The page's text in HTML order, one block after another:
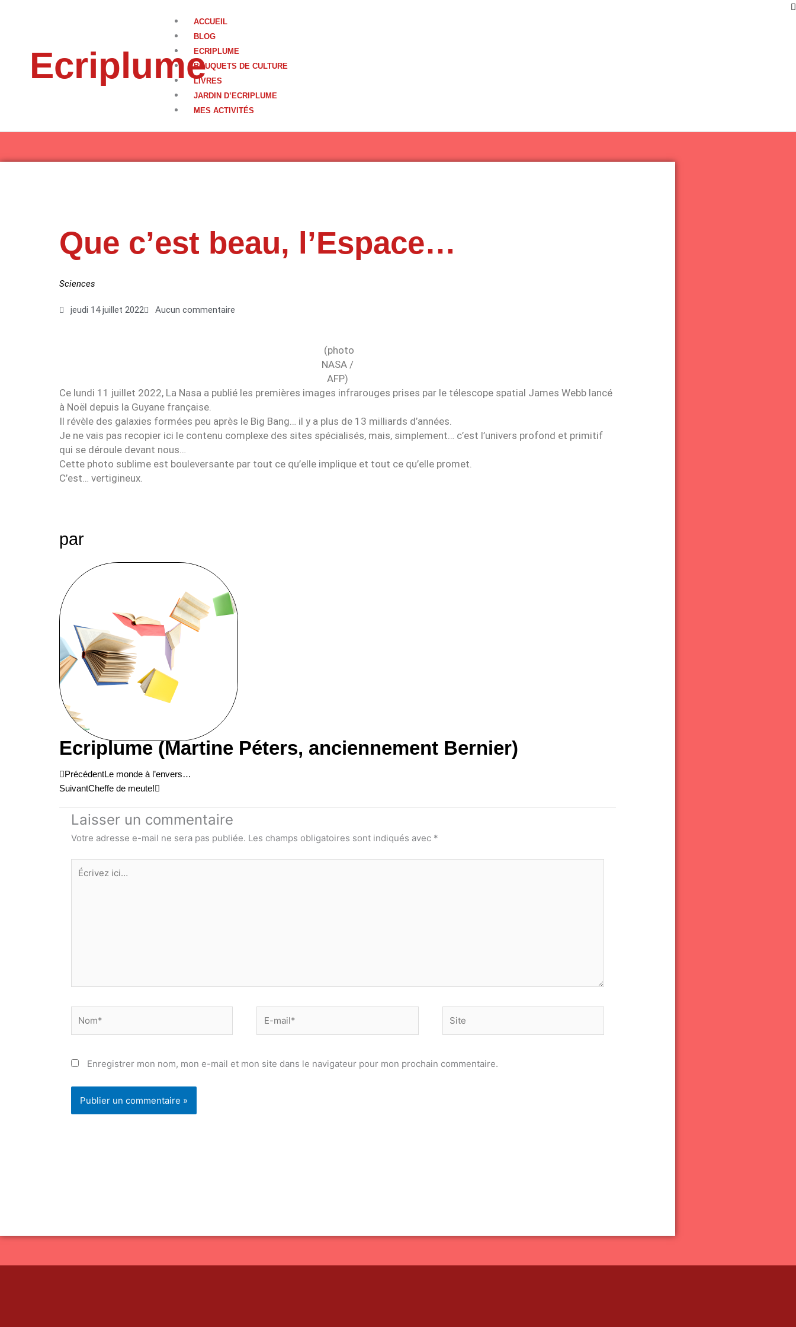
Ecriplume
ACCUEIL
BLOG
ECRIPLUME
BOUQUETS DE CULTURE
LIVRES
JARDIN D’ECRIPLUME
MES ACTIVITÉS
Que c’est beau, l’Espace…
Sciences
jeudi 14 juillet 2022 Aucun commentaire
(photo
NASA /
AFP)
Ce lundi 11 juillet 2022, La Nasa a publié les premières images infrarouges prises par le télescope spatial James Webb lancé
à Noël depuis la Guyane française.
Il révèle des galaxies formées peu après le Big Bang… il y a plus de 13 milliards d’années.
Je ne vais pas recopier ici le contenu complexe des sites spécialisés, mais, simplement… c’est l’univers profond et primitif
qui se déroule devant nous…
Cette photo sublime est bouleversante par tout ce qu’elle implique et tout ce qu’elle promet.
C’est… vertigineux.
par
Ecriplume (Martine Péters, anciennement Bernier)
Précédent
PrécédentLe monde à l’envers…
SuivantCheffe de meute!
Suivant
Laisser un commentaire
Votre adresse e-mail ne sera pas publiée. Les champs obligatoires sont indiqués avec *
Écrivez
ici…
mail*
Enregistrer mon nom, mon e-mail et mon site dans le navigateur pour mon prochain commentaire.